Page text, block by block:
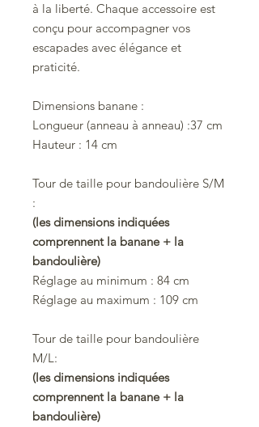
à la liberté. Chaque accessoire est
conçu pour accompagner vos
escapades avec élégance et
praticité.
Dimensions banane :
Longueur (anneau à anneau) :37 cm
Hauteur : 14 cm
Tour de taille pour bandoulière S/M
:
(les dimensions indiquées
comprennent la banane + la
bandoulière)
Réglage au minimum : 84 cm
Réglage au maximum : 109 cm
Tour de taille pour bandoulière
M/L:
(les dimensions indiquées
comprennent la banane + la
bandoulière)